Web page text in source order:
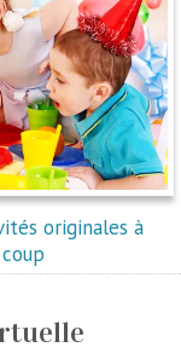
originales à